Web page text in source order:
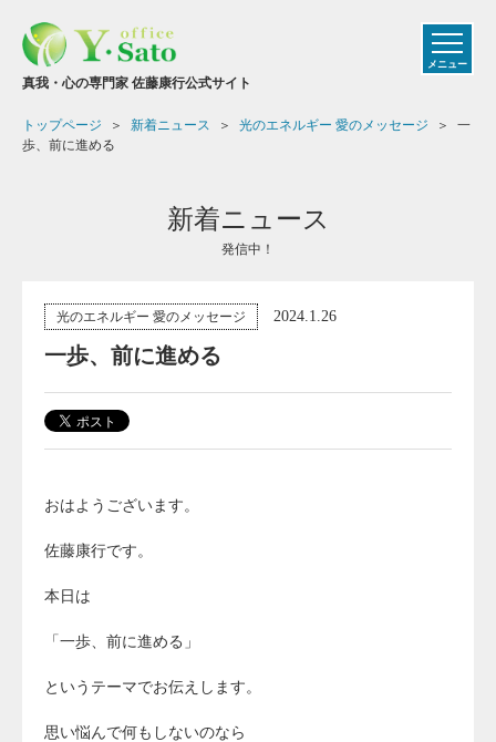
真我・心の専門家 佐藤康行公式サイト
メニュー
トップページ 新着ニュース 光のエネルギー 愛のメッセージ
一
歩、前に進める
新着ニュース
発信中！
光のエネルギー 愛のメッセージ 2024.1.26
一歩、前に進める
おはようございます。
佐藤康行です。
本日は
「一歩、前に進める」
というテーマでお伝えします。
思い悩んで何もしないのなら